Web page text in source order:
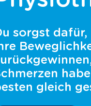
sorgst dafür,
gleich